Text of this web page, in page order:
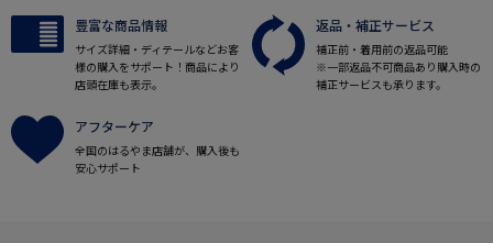
豊富な商品情報
サイズ詳細・ディテールなどお客
様の購入をサポート！商品により
店頭在庫も表示。
返品・補正サービス
補正前・着用前の返品可能
※一部返品不可商品あり購入時の
補正サービスも承ります。
アフターケア
全国のはるやま店舗が、購入後も
安心サポート